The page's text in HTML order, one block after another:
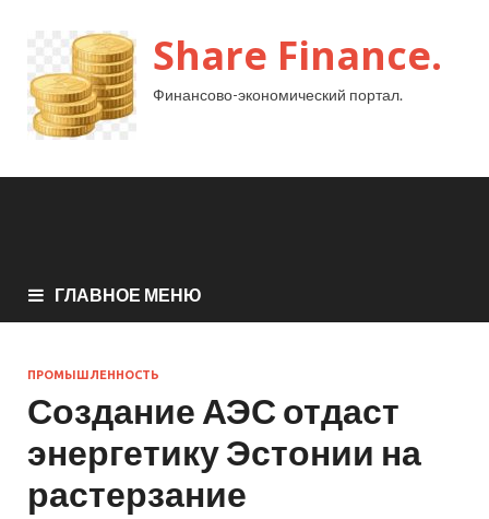
Share Finance.
Финансово-экономический портал.
ГЛАВНОЕ МЕНЮ
ПРОМЫШЛЕННОСТЬ
Создание АЭС отдаст
энергетику Эстонии на
растерзание